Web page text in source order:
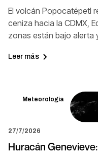
El volcán Popocatépetl
ceniza hacia la CDMX,
zonas están bajo alerta
Leer más
Meteorología
27/7/2026
Huracán